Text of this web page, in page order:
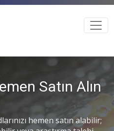
Satın Alın
hemen satın alabilir;